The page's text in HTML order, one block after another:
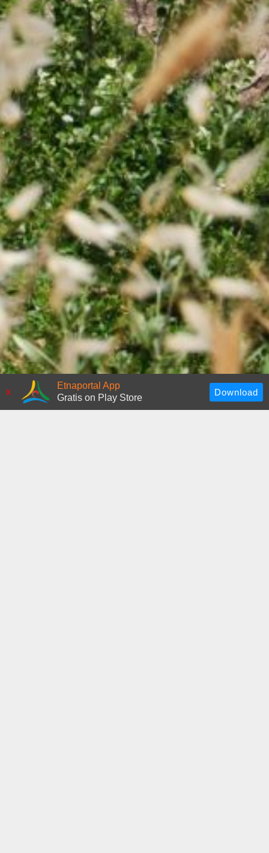
x
Etnaportal App
Gratis on Play Store